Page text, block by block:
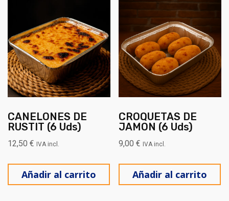
CANELONES DE
RUSTIT (6 Uds)
12,50 € IVA incl.
Añadir al carrito
CROQUETAS DE
JAMON (6 Uds)
9,00€ IVA incl.
Añadir al carrito